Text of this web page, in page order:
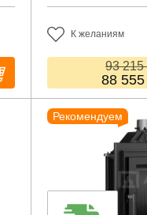
К желаниям
93 215
88 555
Рекомендуем